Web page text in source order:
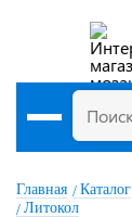
Главная Каталог
Литокол